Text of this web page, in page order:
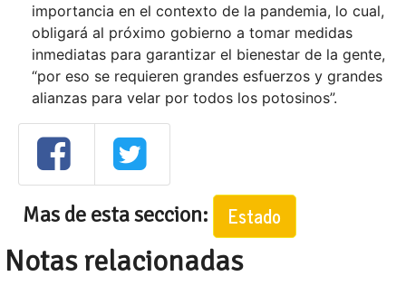
importancia en el contexto de la pandemia, lo cual,
obligará al próximo gobierno a tomar medidas
inmediatas para garantizar el bienestar de la gente,
“por eso se requieren grandes esfuerzos y grandes
alianzas para velar por todos los potosinos”.
Mas de esta seccion: Estado
Notas relacionadas